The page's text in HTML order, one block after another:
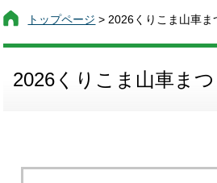
トップページ > 2026くりこま山車ま
2026くりこま山車まつ